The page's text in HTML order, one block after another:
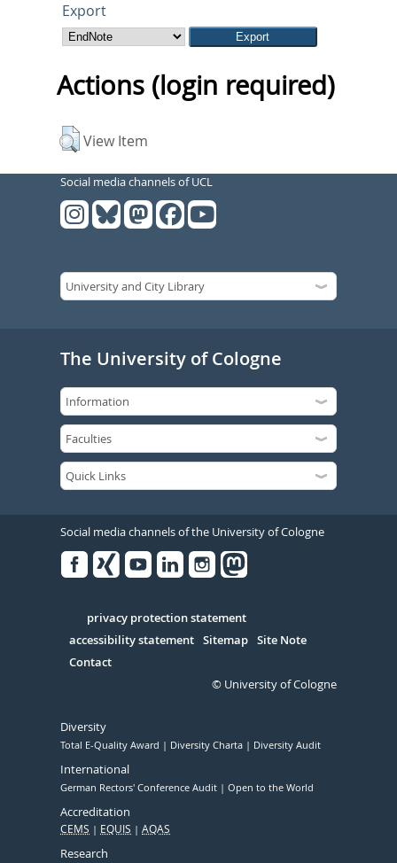
Export
Actions (login required)
View Item
Social media channels of UCL
The University of Cologne
Social media channels of the University of Cologne
Serivce
privacy protection statement
accessibility statement Sitemap Site Note
Contact
© University of Cologne
Diversity
Total E-Quality Award Diversity Charta Diversity Audit
International
German Rectors' Conference Audit Open to the World
Accreditation
CEMS EQUIS AQAS
Research